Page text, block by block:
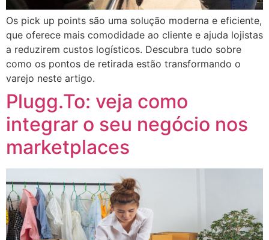
Os pick up points são uma solução moderna e eficiente,
que oferece mais comodidade ao cliente e ajuda lojistas
a reduzirem custos logísticos. Descubra tudo sobre
como os pontos de retirada estão transformando o
varejo neste artigo.
Plugg.To: veja como
integrar o seu negócio nos
marketplaces